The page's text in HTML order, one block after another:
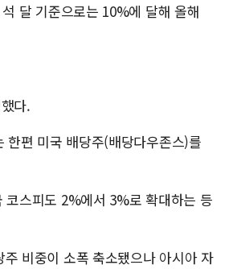
달 기준으로는 10%에 달해 올해
다.
편 미국 배당주(배당다우존스)를
스피도 2%에서 3%로 확대하는 등
비중이 소폭 축소됐으나 아시아 자